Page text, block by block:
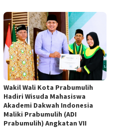
Wakil Wali Kota Prabumulih
Hadiri Wisuda Mahasiswa
Akademi Dakwah Indonesia
Maliki Prabumulih (ADI
Prabumulih) Angkatan VII